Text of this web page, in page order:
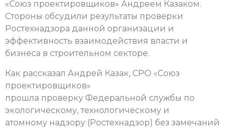
«Союз проектировщиков» Андреем Казаком.
Стороны обсудили результаты проверки
Ростехнадзора данной организации и
эффективность взаимодействия власти и
бизнеса в строительном секторе.
Как рассказал Андрей Казак, СРО «Союз
проектировщиков»
прошла проверку Федеральной службы по
экологическому, технологическому и
атомному надзору (Ростехнадзор) без замечаний